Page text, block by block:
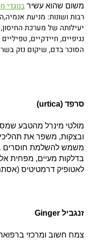
משום שהוא עשיר בנוגדי
רבות ושונות: מניעת
יעילותה של מערכת
נגיפיים, חיידקיים, טפיליים
הסוכר בדם, שיקום נזק
סרפד (urtica
)
מולטי מינרל מהטבע
ובצקות, משפר את תהליכי
משמש להשלמת חוסרים
בדלקות מעיים, מפחית
לאטופיק דרמטיטיס
זנגביל Ginger
צמח חשוב ומרכזי